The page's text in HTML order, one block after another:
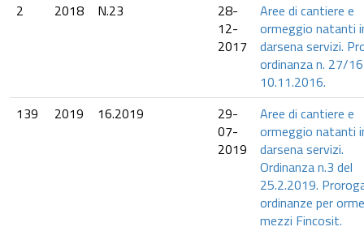
2
2018 N.23
28-
12-
2017
Aree di cantiere e
ormeggio natanti
darsena servizi.
ordinanza n. 27/
10.11.2016.
139
2019 16.2019
29-
07-
2019
Aree di cantiere e
ormeggio natanti
darsena servizi.
Ordinanza n.3 del
25.2.2019.
ordinanze per
mezzi Fincosit.